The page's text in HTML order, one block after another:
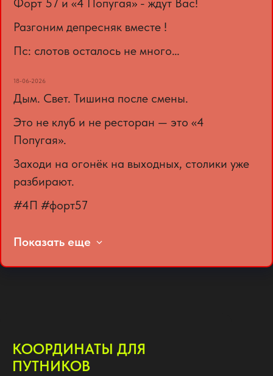
Форт 57 и «4 Попугая» - ждут Вас!
Разгоним депресняк вместе !
Пс: слотов осталось не много…
18-06-2026
Дым. Свет. Тишина после смены.
Это не клуб и не ресторан — это «4
Попугая».
Заходи на огонёк на выходных, столики уже
разбирают.
#4П #форт57
Показать еще
КООРДИНАТЫ ДЛЯ
ПУТНИКОВ